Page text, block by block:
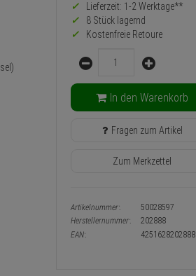
und
Warenkorb-
oder
Button
Lieferzeit: 1-2 Werktage**
8 Stück lagernd
Kostenfreie Retoure
Menge
In den Warenkorb
Fragen zum Artikel
Zum Merkzettel
Artikelnummer:
50028597
Herstellernummer:
202888
EAN:
4251628202888